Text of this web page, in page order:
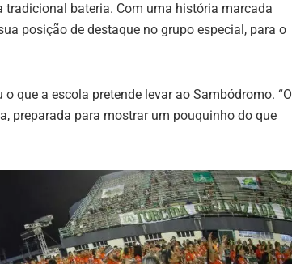
bateria. Com uma história marcada
posição de destaque no grupo especial, para o
que a escola pretende levar ao Sambódromo. “O
preparada para mostrar um pouquinho do que